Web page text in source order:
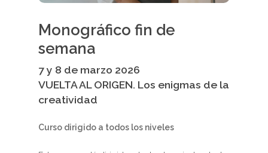
Monográfico fin de
semana
7 y 8 de marzo 2026
VUELTA AL ORIGEN. Los enigmas de la
creatividad
Curso dirigido a todos los niveles